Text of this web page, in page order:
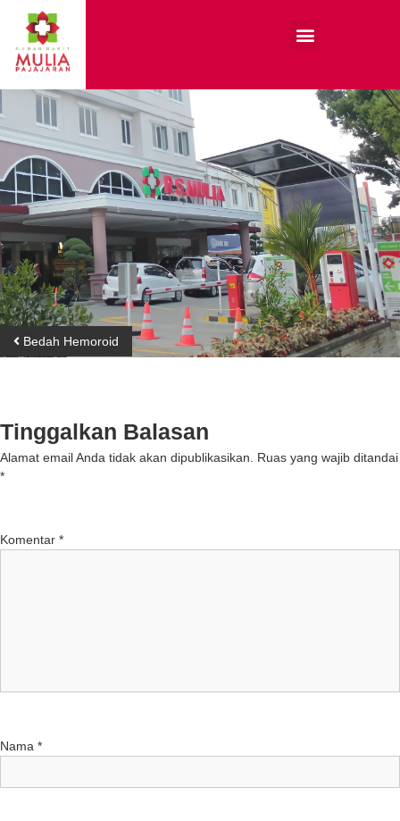
Bedah Hemoroid
Tinggalkan Balasan
Alamat email Anda tidak akan dipublikasikan. Ruas yang wajib ditandai
*
Komentar *
Nama *